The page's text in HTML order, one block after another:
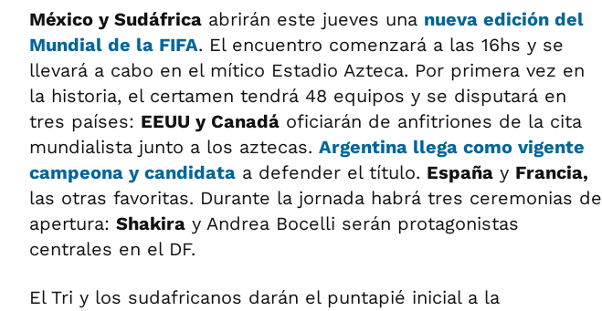
México y Sudáfrica abrirán este jueves una nueva edición del
Mundial de la FIFA. El encuentro comenzará a las 16hs y se
llevará a cabo en el mítico Estadio Azteca. Por primera vez en
la historia, el certamen tendrá 48 equipos y se disputará en
tres países: EEUU y Canadá oficiarán de anfitriones de la cita
mundialista junto a los aztecas. Argentina llega como vigente
campeona y candidata a defender el título. España y Francia,
las otras favoritas. Durante la jornada habrá tres ceremonias de
apertura: Shakira y Andrea Bocelli serán protagonistas
centrales en el DF.
El Tri y los sudafricanos darán el puntapié inicial a la